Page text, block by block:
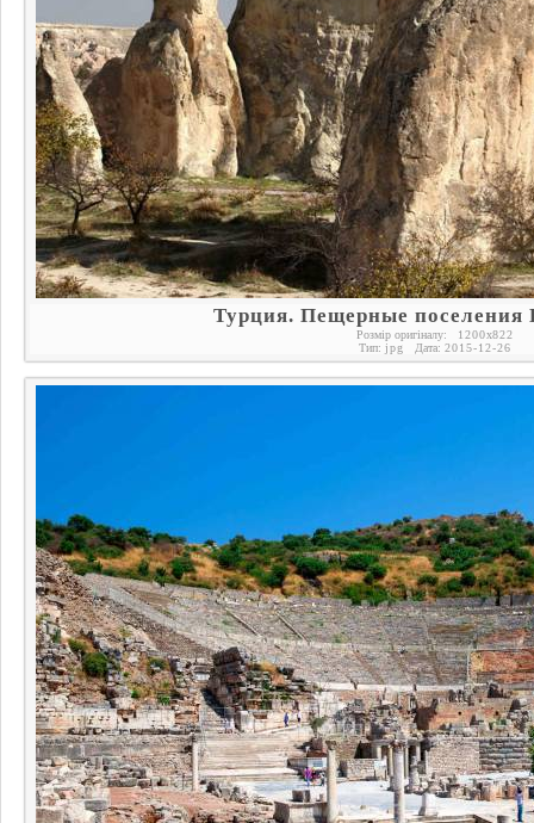
Турция. Пещерные поселения
Розмір оригіналу: 1200x822
Тип: jpg Дата: 2015-12-26